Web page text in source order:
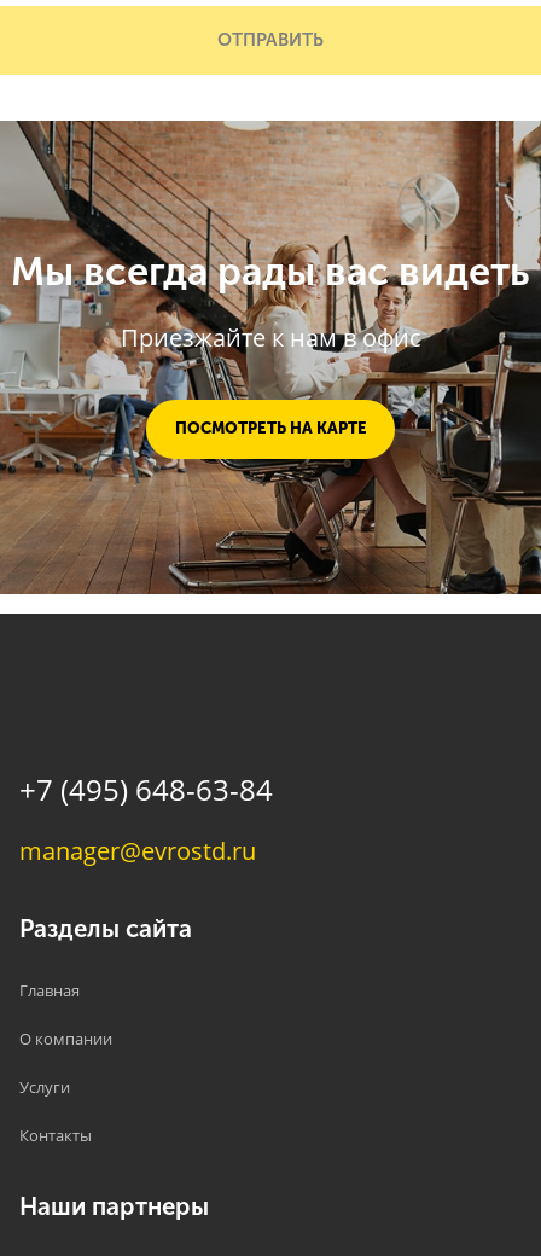
ОТПРАВИТЬ
Мы всегда рады вас видеть
Приезжайте к нам в офис
ПОСМОТРЕТЬ НА КАРТЕ
+7 (495) 648-63-84
manager@evrostd.ru
Разделы сайта
Главная
О компании
Услуги
Контакты
Наши партнеры